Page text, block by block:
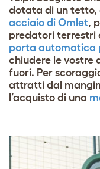
dotata di un tetto,
acciaio di Omlet,
predatori terrestri
porta automatica
chiudere le vostre
fuori. Per
attratti dal
l’acquisto di una